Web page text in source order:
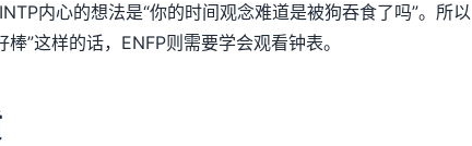
内心的想法是“你的时间观念难道是被狗吞食了吗”。所以
”这样的话，ENFP则需要学会观看钟表。